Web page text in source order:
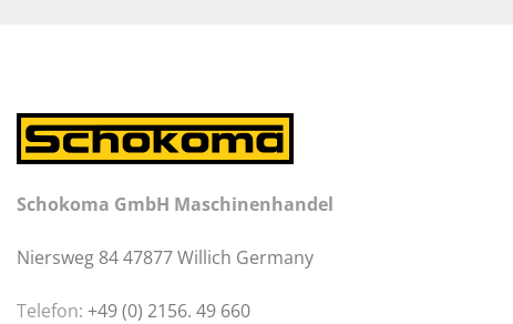
Schokoma GmbH Maschinenhandel
Niersweg 84 47877 Willich Germany
Telefon: +49 (0) 2156. 49 660